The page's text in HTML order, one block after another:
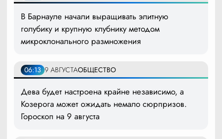
В Барнауле начали выращивать элитную
голубику и крупную клубнику методом
микроклонального размножения
06:13 9 АВГУСТАОБЩЕСТВО
Дева будет настроена крайне независимо, а
Козерога может ожидать немало сюрпризов.
Гороскоп на 9 августа